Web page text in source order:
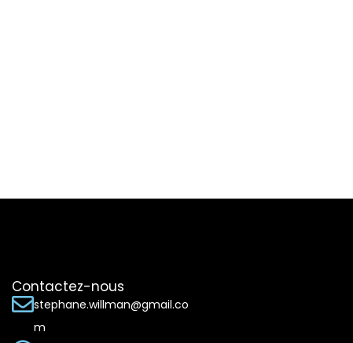
Contactez-nous
stephane.willman@gmail.co
m